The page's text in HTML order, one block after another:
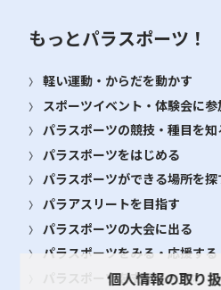
もっとパラスポーツ！
軽い運動・からだを動かす
スポーツイベント・体験会に参
パラスポーツの競技・種目を知
パラスポーツをはじめる
パラスポーツができる場所を探
パラアスリートを目指す
パラスポーツの大会に出る
パラスポーツをみる・応援する
パラスポーツを支える・関わる
個人情報の取り